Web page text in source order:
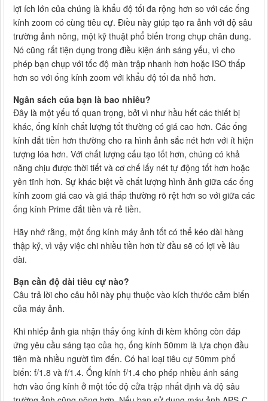
lợi ích lớn của chúng là khẩu độ tối đa rộng hơn so với các ống
kính zoom có cùng tiêu cự. Điều này giúp tạo ra ảnh với độ sâu
trường ảnh nông, một kỹ thuật phổ biến trong chụp chân dung.
Nó cũng rất tiện dụng trong điều kiện ánh sáng yếu, vì cho
phép bạn chụp với tốc độ màn trập nhanh hơn hoặc ISO thấp
hơn so với ống kính zoom với khẩu độ tối đa nhỏ hơn.
Ngân sách của bạn là bao nhiêu?
Đây là một yếu tố quan trọng, bởi vì như hầu hết các thiết bị
khác, ống kính chất lượng tốt thường có giá cao hơn. Các ống
kính đắt tiền hơn thường cho ra hình ảnh sắc nét hơn với ít hiện
tượng lóa hơn. Với chất lượng cấu tạo tốt hơn, chúng có khả
năng chịu được thời tiết và cơ chế lấy nét tự động tốt hơn hoặc
yên tĩnh hơn. Sự khác biệt về chất lượng hình ảnh giữa các ống
kính zoom giá cao và giá thấp thường rõ rệt hơn so với giữa các
ống kính Prime đắt tiền và rẻ tiền.
Hãy nhớ rằng, một ống kính máy ảnh tốt có thể kéo dài hàng
thập kỷ, vì vậy việc chi nhiều tiền hơn từ đầu sẽ có lợi về lâu
dài.
Bạn cần độ dài tiêu cự nào?
Câu trả lời cho câu hỏi này phụ thuộc vào kích thước cảm biến
của máy ảnh.
Khi nhiếp ảnh gia nhận thấy ống kính đi kèm không còn đáp
ứng yêu cầu sáng tạo của họ, ống kính 50mm là lựa chọn đầu
tiên mà nhiều người tìm đến. Có hai loại tiêu cự 50mm phổ
biến: f/1.8 và f/1.4. Ống kính f/1.4 cho phép nhiều ánh sáng
hơn vào ống kính ở một tốc độ cửa trập nhất định và độ sâu